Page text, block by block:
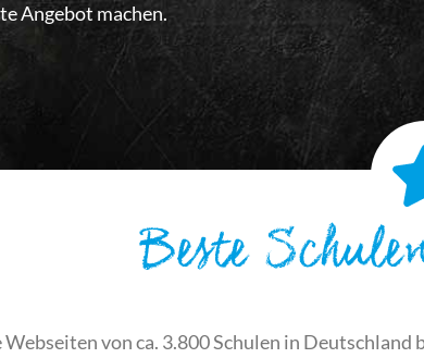
Angebot machen.
Beste
von ca. 3.800 Schulen in